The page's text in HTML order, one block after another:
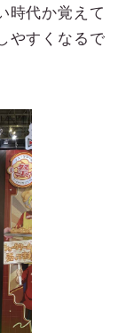
時代か覚えて
やすくなるで